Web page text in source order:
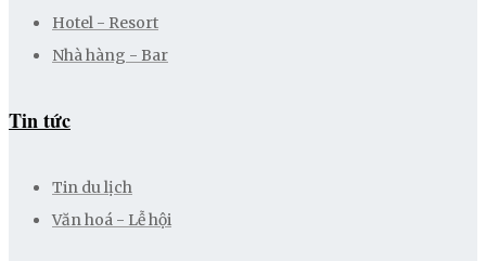
Hotel - Resort
Nhà hàng - Bar
Tin tức
Tin du lịch
Văn hoá - Lễ hội